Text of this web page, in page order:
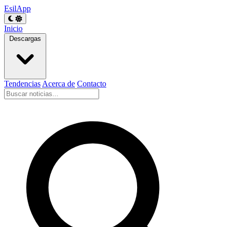
EsilApp
Inicio
Descargas
Tendencias Acerca de Contacto